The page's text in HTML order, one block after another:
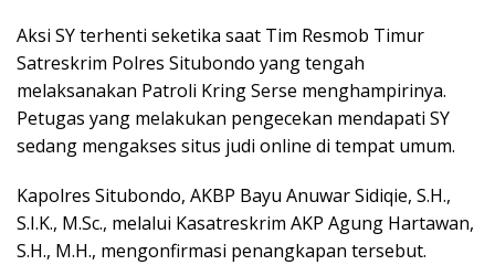
Aksi SY terhenti seketika saat Tim Resmob Timur
Satreskrim Polres Situbondo yang tengah
melaksanakan Patroli Kring Serse menghampirinya.
Petugas yang melakukan pengecekan mendapati SY
sedang mengakses situs judi online di tempat umum.
Kapolres Situbondo, AKBP Bayu Anuwar Sidiqie, S.H.,
S.I.K., M.Sc., melalui Kasatreskrim AKP Agung Hartawan,
S.H., M.H., mengonfirmasi penangkapan tersebut.